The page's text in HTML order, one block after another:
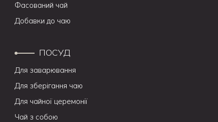
Фасований чай
Добавки до чаю
ПОСУД
Для заварювання
Для зберігання чаю
Для чайної церемонії
Чай з собою